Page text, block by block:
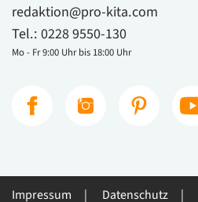
redaktion@pro-kita.com
Tel.:0228 9550-130
Mo - Fr 9:00 Uhr bis 18:00 Uhr
Impressum Datenschutz